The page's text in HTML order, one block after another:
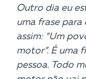
Outro dia eu
uma frase para
assim: “Um
motor”. É uma
pessoa. Todo